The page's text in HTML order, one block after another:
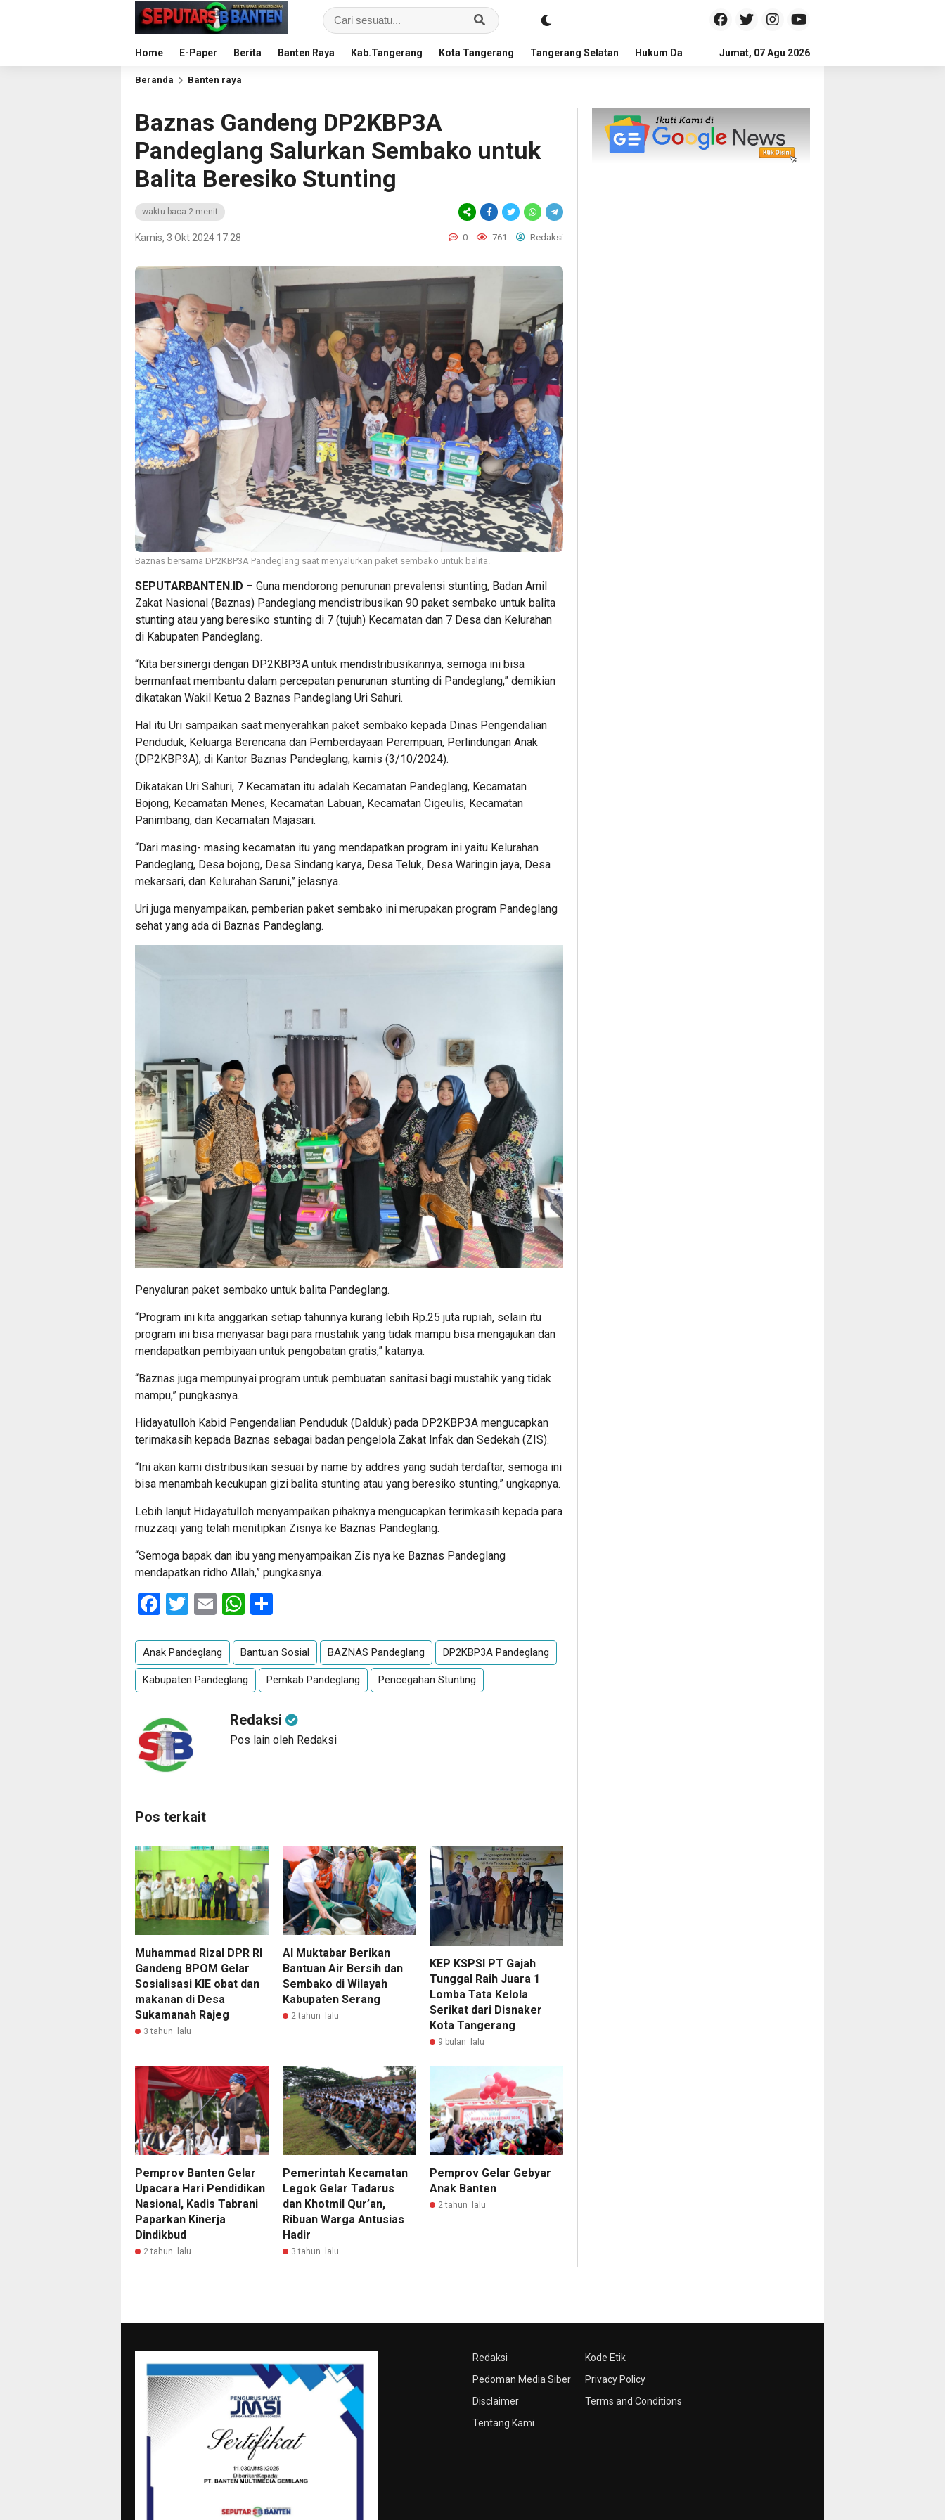
Home E-Paper Berita Banten Raya Kab.Tangerang Kota Tangerang Tangerang Selatan Hukum Dan Kriminal Politik Pendidikan
Jumat, 07 Agu 2026
Beranda Banten raya
Baznas Gandeng DP2KBP3A
Pandeglang Salurkan Sembako untuk
Balita Beresiko Stunting
waktu baca 2 menit
Kamis, 3 Okt 2024 17:28 0 761 Redaksi
Baznas bersama DP2KBP3A Pandeglang saat menyalurkan paket sembako untuk balita.
SEPUTARBANTEN.ID – Guna mendorong penurunan prevalensi stunting, Badan Amil
Zakat Nasional (Baznas) Pandeglang mendistribusikan 90 paket sembako untuk balita
stunting atau yang beresiko stunting di 7 (tujuh) Kecamatan dan 7 Desa dan Kelurahan
di Kabupaten Pandeglang.
“Kita bersinergi dengan DP2KBP3A untuk mendistribusikannya, semoga ini bisa
bermanfaat membantu dalam percepatan penurunan stunting di Pandeglang,” demikian
dikatakan Wakil Ketua 2 Baznas Pandeglang Uri Sahuri.
Hal itu Uri sampaikan saat menyerahkan paket sembako kepada Dinas Pengendalian
Penduduk, Keluarga Berencana dan Pemberdayaan Perempuan, Perlindungan Anak
(DP2KBP3A), di Kantor Baznas Pandeglang, kamis (3/10/2024).
Dikatakan Uri Sahuri, 7 Kecamatan itu adalah Kecamatan Pandeglang, Kecamatan
Bojong, Kecamatan Menes, Kecamatan Labuan, Kecamatan Cigeulis, Kecamatan
Panimbang, dan Kecamatan Majasari.
“Dari masing- masing kecamatan itu yang mendapatkan program ini yaitu Kelurahan
Pandeglang, Desa bojong, Desa Sindang karya, Desa Teluk, Desa Waringin jaya, Desa
mekarsari, dan Kelurahan Saruni,” jelasnya.
Uri juga menyampaikan, pemberian paket sembako ini merupakan program Pandeglang
sehat yang ada di Baznas Pandeglang.
Penyaluran paket sembako untuk balita Pandeglang.
“Program ini kita anggarkan setiap tahunnya kurang lebih Rp.25 juta rupiah, selain itu
program ini bisa menyasar bagi para mustahik yang tidak mampu bisa mengajukan dan
mendapatkan pembiyaan untuk pengobatan gratis,” katanya.
“Baznas juga mempunyai program untuk pembuatan sanitasi bagi mustahik yang tidak
mampu,” pungkasnya.
Hidayatulloh Kabid Pengendalian Penduduk (Dalduk) pada DP2KBP3A mengucapkan
terimakasih kepada Baznas sebagai badan pengelola Zakat Infak dan Sedekah (ZIS).
“Ini akan kami distribusikan sesuai by name by addres yang sudah terdaftar, semoga ini
bisa menambah kecukupan gizi balita stunting atau yang beresiko stunting,” ungkapnya.
Lebih lanjut Hidayatulloh menyampaikan pihaknya mengucapkan terimkasih kepada para
muzzaqi yang telah menitipkan Zisnya ke Baznas Pandeglang.
“Semoga bapak dan ibu yang menyampaikan Zis nya ke Baznas Pandeglang
mendapatkan ridho Allah,” pungkasnya.
Facebook
Twitter
EmailWhatsApp
Anak Pandeglang Bantuan Sosial BAZNAS Pandeglang DP2KBP3A Pandeglang
Kabupaten Pandeglang Pemkab Pandeglang Pencegahan Stunting
Redaksi
Pos lain oleh Redaksi
Pos terkait
Muhammad Rizal DPR RI
Gandeng BPOM Gelar
Sosialisasi KIE obat dan
makanan di Desa
Sukamanah Rajeg
3 tahun lalu
Al Muktabar Berikan
Bantuan Air Bersih dan
Sembako di Wilayah
Kabupaten Serang
2 tahun lalu
KEP KSPSI PT Gajah
Tunggal Raih Juara 1
Lomba Tata Kelola
Serikat dari Disnaker
Kota Tangerang
9 bulan lalu
Pemprov Banten Gelar
Upacara Hari Pendidikan
Nasional, Kadis Tabrani
Paparkan Kinerja
Dindikbud
2 tahun lalu
Pemerintah Kecamatan
Legok Gelar Tadarus
dan Khotmil Qur’an,
Ribuan Warga Antusias
Hadir
3 tahun lalu
Pemprov Gelar Gebyar
Anak Banten
2 tahun lalu
Redaksi
Pedoman Media Siber
Disclaimer
Tentang Kami
Kode Etik
Privacy Policy
Terms and Conditions